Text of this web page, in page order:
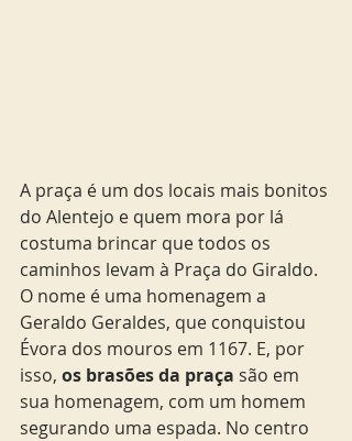
A praça é um dos locais mais bonitos
do Alentejo e quem mora por lá
costuma brincar que todos os
caminhos levam à Praça do Giraldo.
O nome é uma homenagem a
Geraldo Geraldes, que conquistou
Évora dos mouros em 1167. E, por
isso, os brasões da praça são em
sua homenagem, com um homem
segurando uma espada. No centro